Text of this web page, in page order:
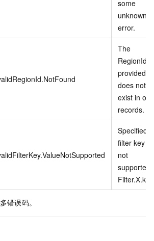
some
unknown
error.
The
RegionId
provided
does not
exist in our
records.
Specified
filter key is
not
supported:
Filter.X.key
错误码。